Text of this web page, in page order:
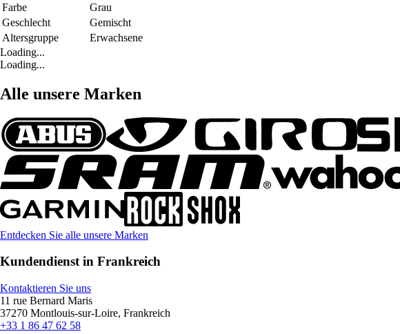
Farbe
Grau
Geschlecht
Gemischt
Altersgruppe
Erwachsene
Loading...
Loading...
Alle unsere Marken
Entdecken Sie alle unsere Marken
Kundendienst in Frankreich
Kontaktieren Sie uns
11 rue Bernard Maris
37270 Montlouis-sur-Loire, Frankreich
+33 1 86 47 62 58